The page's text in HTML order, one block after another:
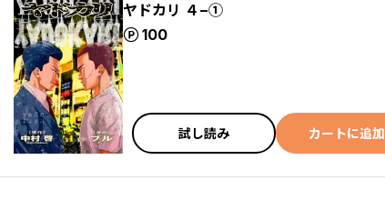
ヤドカリ ４−①
100
ポイント
試し読み カートに追加